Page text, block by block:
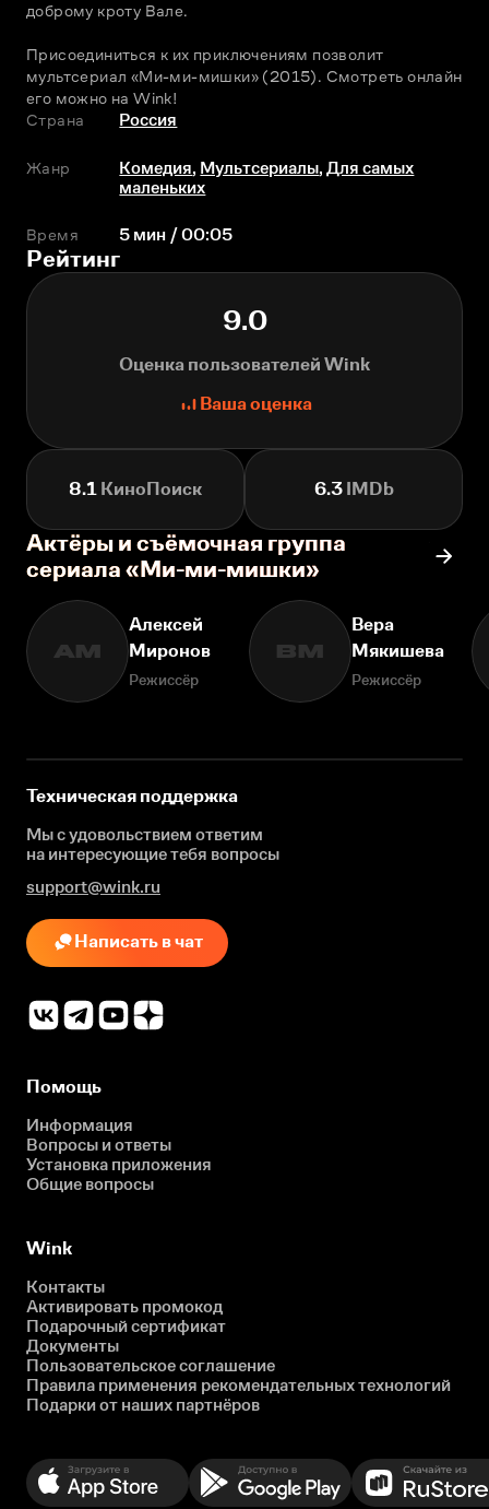
доброму кроту Вале.
Присоединиться к их приключениям позволит
мультсериал «Ми-ми-мишки» (2015). Смотреть онлайн
его можно на Wink!
Страна
Россия
Жанр Комедия, Мультсериалы,Для самых
маленьких
Время 5 мин / 00:05
Рейтинг
9.0
Оценка пользователей Wink
Ваша оценка
8.1 КиноПоиск 6.3IMDb
Актёры и съёмочная группа
сериала «Ми-ми-мишки»
АМ
Алексей
Миронов
Режиссёр
ВМ
Вера
Мякишева
Режиссёр
Техническая поддержка
Мы с удовольствием ответим
на интересующиетебя вопросы
support@wink.ru
Написать в чат
Помощь
Информация
Вопросы и ответы
Установка приложения
Общие вопросы
Wink
Контакты
Активировать промокод
Подарочный сертификат
Документы
Пользовательское соглашение
Правила применения рекомендательных технологий
Подарки от наших партнёров